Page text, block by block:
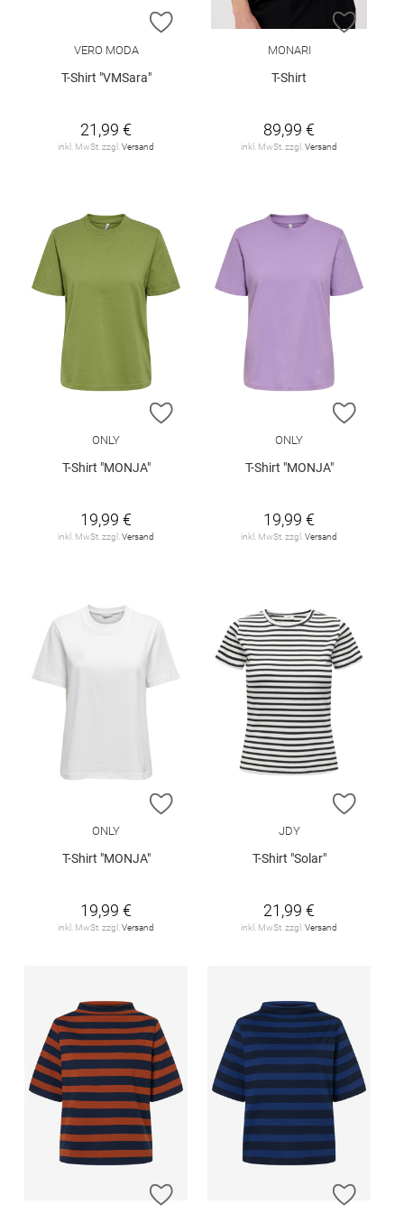
ZUR WUNSCHLISTE HINZUFÜGEN
VERO MODA
T-Shirt "VMSara"
21,99 €
inkl. MwSt. zzgl. Versand
ZUR
MONARI
T-Shirt
89,99 €
inkl. MwSt. zzgl. Versand
ZUR WUNSCHLISTE HINZUFÜGEN
ONLY
T-Shirt "MONJA"
19,99 €
inkl. MwSt. zzgl.Versand
ZUR
ONLY
T-Shirt "MONJA"
19,99 €
inkl. MwSt. zzgl.Versand
ZUR WUNSCHLISTE HINZUFÜGEN
ONLY
T-Shirt "MONJA"
19,99 €
inkl. MwSt. zzgl.Versand
ZUR
JDY
T-Shirt "Solar"
21,99 €
inkl. MwSt. zzgl.Versand
ZUR WUNSCHLISTE HINZUFÜGEN
ZUR